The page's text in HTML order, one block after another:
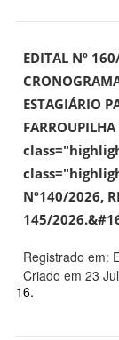
EDITAL Nº
ESTAGIÁRIO
Nº140/2026,
145/
Registrado em:
Criado em 23
16.